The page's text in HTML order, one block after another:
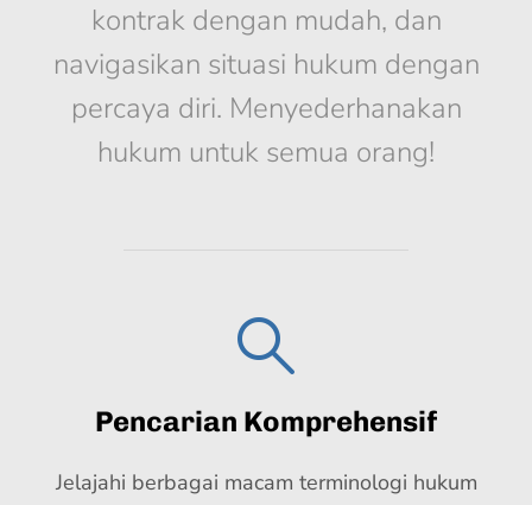
kontrak dengan mudah, dan
navigasikan situasi hukum dengan
percaya diri. Menyederhanakan
hukum untuk semua orang!
Pencarian Komprehensif
Jelajahi berbagai macam terminologi hukum